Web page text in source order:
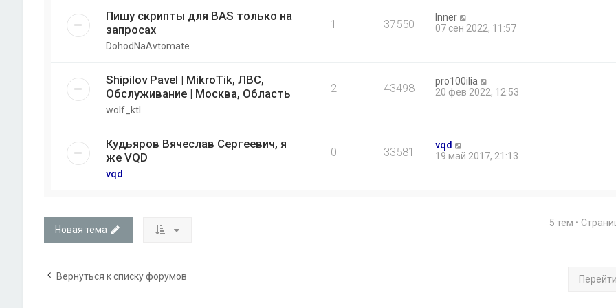
Пишу скрипты для BAS только на
запросах
DohodNaAvtomate
1 37550
Inner
07 сен 2022, 11:57
Shipilov Pavel | MikroTik, ЛВС,
Обслуживание | Москва, Область
wolf_ktl
2 43498
pro100ilia
20 фев 2022, 12:53
Кудьяров Вячеслав Сергеевич, я
же VQD
vqd
0 33581
vqd
19 май 2017, 21:13
Новая тема
5 тем •
Вернуться к списку форумов Перейти